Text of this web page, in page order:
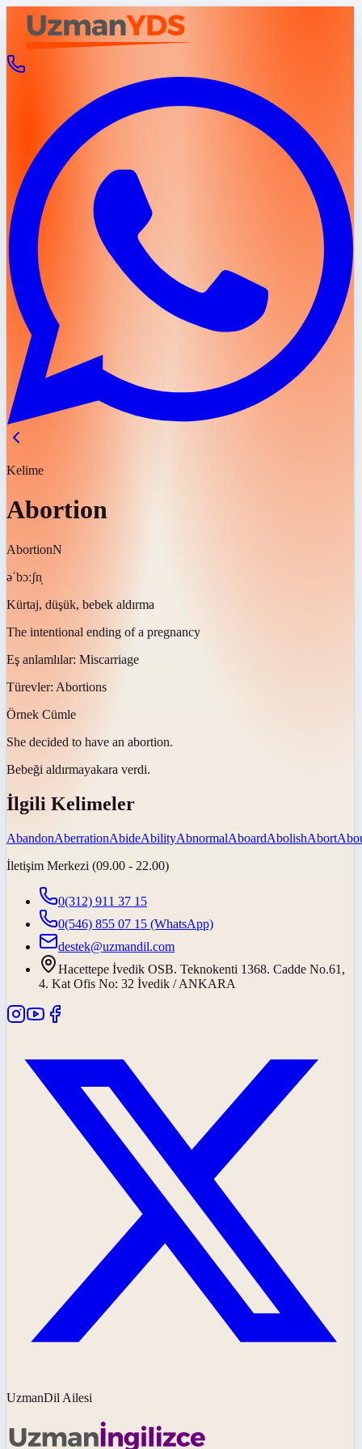
Kelime
Abortion
AbortionN
əˈbɔːʃn̩
Kürtaj, düşük, bebek aldırma
The intentional ending of a pregnancy
Eş anlamlılar: Miscarriage
Türevler: Abortions
Örnek Cümle
She decided to have an abortion.
Bebeği aldırmayakara verdi.
İlgili Kelimeler
AbandonAberrationAbideAbilityAbnormalAboardAbolishAbort
İletişim Merkezi (09.00 - 22.00)
0(312) 911 37 15
0(546) 855 07 15 (WhatsApp)
destek@uzmandil.com
Hacettepe İvedik OSB. Teknokenti 1368. Cadde No.61,
4. Kat Ofis No: 32 İvedik / ANKARA
UzmanDil Ailesi